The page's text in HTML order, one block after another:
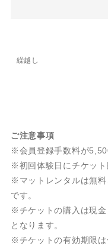
繰越し
ご注意事項
※会員登録手数料が
※初回体験日にチケット
※マットレンタルは無料
です。
※チケットの購入は現
となります。
※チケットの有効期限は